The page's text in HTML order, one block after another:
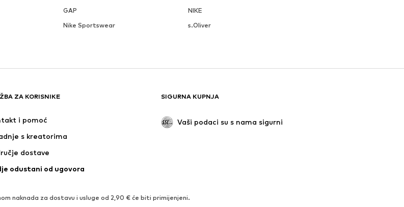
GAP
NIKE
Nike Sportswear s.Oliver
ZA KORISNIKE
i pomoć
s kreatorima
dostave
odustani od ugovora
SIGURNA KUPNJA
Vaši podaci su s nama sigurni
naknada za dostavu i usluge od 2,90 € će biti primijenjeni.